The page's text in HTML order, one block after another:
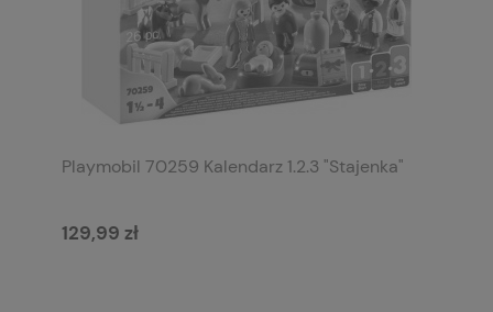
Playmobil 70259 Kalendarz 1.2.3 "Stajenka"
129,99 zł